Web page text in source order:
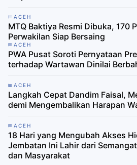
ACEH
MTQ Baktiya Resmi Dibuka, 170
Perwakilan Siap Bersaing
ACEH
PWA Pusat Soroti Pernyataan
terhadap Wartawan Dinilai
ACEH
Langkah Cepat Dandim Faisal,
demi Mengembalikan Harapan
ACEH
18 Hari yang Mengubah Akses
Jembatan Ini Lahir dari
dan Masyarakat